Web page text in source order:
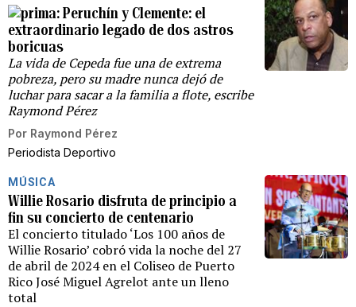
Peruchín y Clemente: el
extraordinario legado de dos astros
boricuas
La vida de Cepeda fue una de extrema
pobreza, pero su madre nunca dejó de
luchar para sacar a la familia a flote, escribe
Raymond Pérez
Por Raymond Pérez
Periodista Deportivo
MÚSICA
Willie Rosario disfruta de principio a
fin su concierto de centenario
El concierto titulado ‘Los 100 años de
Willie Rosario’ cobró vida la noche del 27
de abril de 2024 en el Coliseo de Puerto
Rico José Miguel Agrelot ante un lleno
total